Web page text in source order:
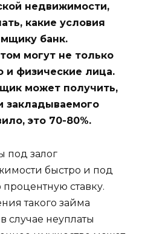
недвижимости,
какие условия
банк.
могут не только
и физические лица.
может получить,
закладываемого
это 70-80%.
под залог
быстро и под
ставку.
такого займа
случае неуплаты